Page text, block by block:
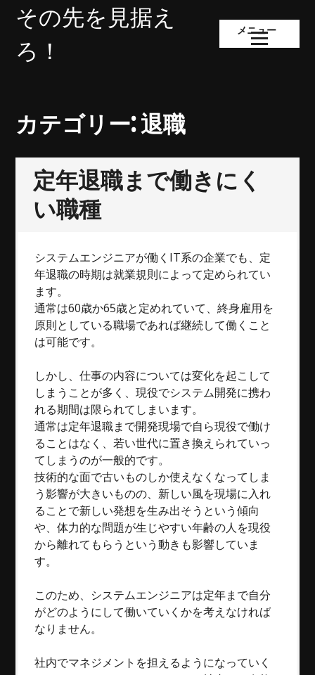
その先を見据え
ろ！
メニュー
カテゴリー:退職
定年退職まで働きにく
い職種
システムエンジニアが働くIT系の企業でも、定
年退職の時期は就業規則によって定められてい
ます。
通常は60歳か65歳と定めれていて、終身雇用を
原則としている職場であれば継続して働くこと
は可能です。
しかし、仕事の内容については変化を起こして
しまうことが多く、現役でシステム開発に携わ
れる期間は限られてしまいます。
通常は定年退職まで開発現場で自ら現役で働け
ることはなく、若い世代に置き換えられていっ
てしまうのが一般的です。
技術的な面で古いものしか使えなくなってしま
う影響が大きいものの、新しい風を現場に入れ
ることで新しい発想を生み出そうという傾向
や、体力的な問題が生じやすい年齢の人を現役
から離れてもらうという動きも影響していま
す。
このため、システムエンジニアは定年まで自分
がどのようにして働いていくかを考えなければ
なりません。
社内でマネジメントを担えるようになっていく